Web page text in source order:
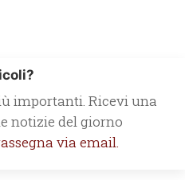
importanti. Ricevi una
notizie del giorno
via email.